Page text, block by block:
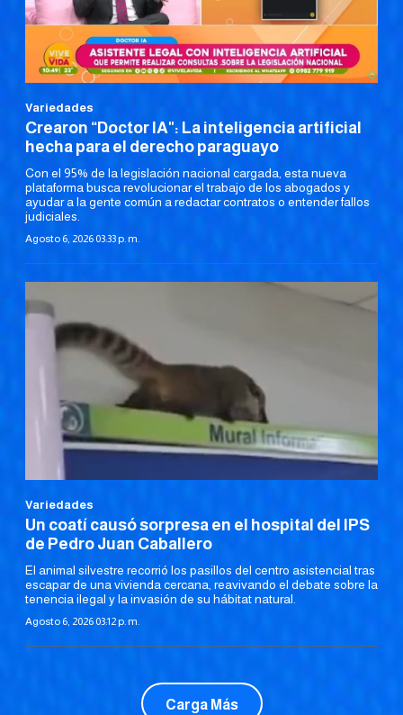
Variedades
Crearon “Doctor IA": La inteligencia artificial
hecha para el derecho paraguayo
Con el 95% de la legislación nacional cargada, esta nueva
plataforma busca revolucionar el trabajo de los abogados y
ayudar a la gente común a redactar contratos o entender fallos
judiciales.
Agosto 6, 2026 03:33 p. m.
Variedades
Un coatí causó sorpresa en el hospital del IPS
de Pedro Juan Caballero
El animal silvestre recorrió los pasillos del centro asistencial tras
escapar de una vivienda cercana, reavivando el debate sobre la
tenencia ilegal y la invasión de su hábitat natural.
Agosto 6, 2026 03:12 p. m.
Carga Más